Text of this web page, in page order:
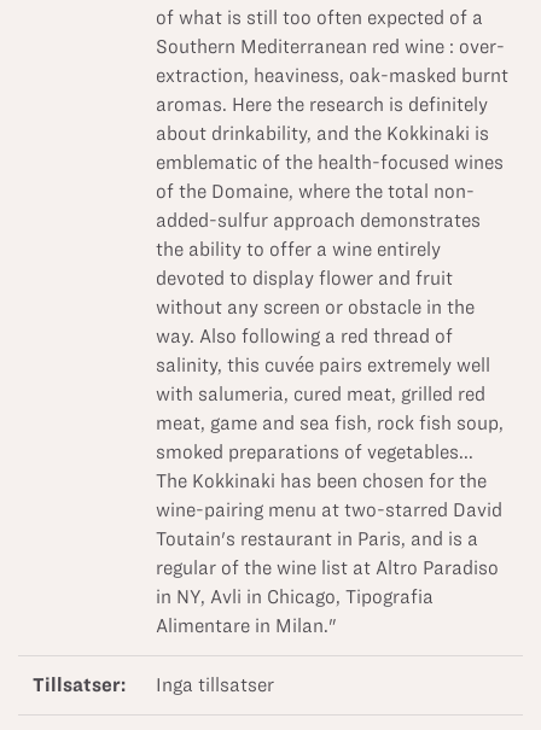
of what is still too often expected of a
Southern Mediterranean red wine : over-
extraction, heaviness, oak-masked burnt
aromas. Here the research is definitely
about drinkability, and the Kokkinaki is
emblematic of the health-focused wines
of the Domaine, where the total non-
added-sulfur approach demonstrates
the ability to offer a wine entirely
devoted to display flower and fruit
without any screen or obstacle in the
way. Also following a red thread of
salinity, this cuvée pairs extremely well
with salumeria, cured meat, grilled red
meat, game and sea fish, rock fish soup,
smoked preparations of vegetables...
The Kokkinaki has been chosen for the
wine-pairing menu at two-starred David
Toutain's restaurant in Paris, and is a
regular of the wine list at Altro Paradiso
in NY, Avli in Chicago, Tipografia
Alimentare in Milan."
Tillsatser: Inga tillsatser